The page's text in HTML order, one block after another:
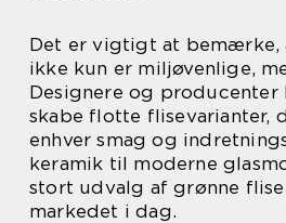
Det er vigtigt at bemærke,
ikke kun er miljøvenlige,
Designere og producenter
skabe flotte flisevarianter,
enhver smag og
keramik til moderne
stort udvalg af grønne
markedet i dag.